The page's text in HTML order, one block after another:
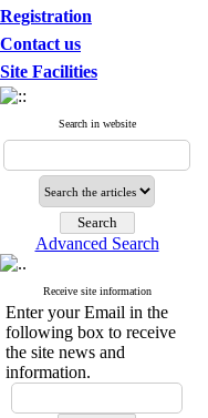
Registration
Contact us
Site Facilities
Search in website
Advanced Search
Receive site information
Enter your Email in the
following box to receive
the site news and
information.